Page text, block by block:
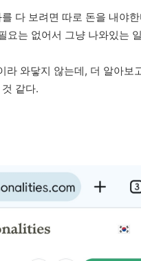
다 보려면 따로 돈을 내야
요는 없어서 그냥 나와있는
라 와닿지 않는데, 더 알아보
같다.